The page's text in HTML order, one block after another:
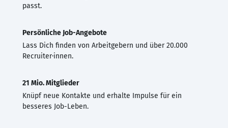
passt.
Persönliche Job-Angebote
Lass Dich finden von Arbeitgebern und über 20.000
Recruiter·innen.
21 Mio. Mitglieder
Knüpf neue Kontakte und erhalte Impulse für ein
besseres Job-Leben.